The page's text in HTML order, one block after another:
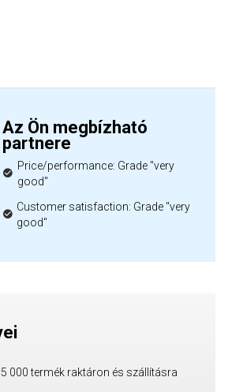
Az Ön megbízható
partnere
Price/performance: Grade "very
good"
Customer satisfaction: Grade "very
good"
000 termék raktáron és szállításra